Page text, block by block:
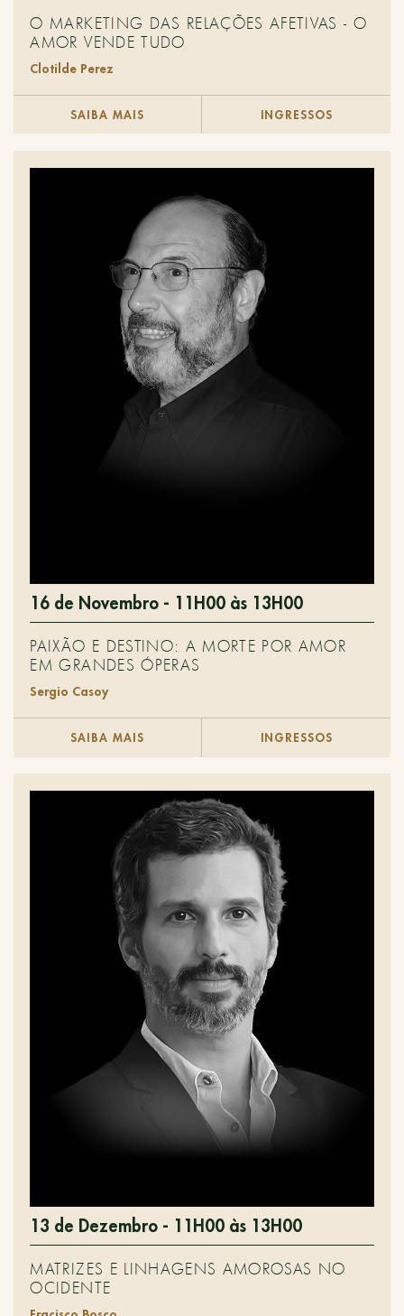
O MARKETING DAS RELAÇÕES AFETIVAS - O
AMOR VENDE TUDO
Clotilde Perez
SAIBA MAIS INGRESSOS
16 de Novembro - 11H00 às 13H00
PAIXÃO E DESTINO: A MORTE POR AMOR
EM GRANDES ÓPERAS
Sergio Casoy
SAIBA MAIS INGRESSOS
13 de Dezembro - 11H00 às 13H00
MATRIZES E LINHAGENS AMOROSAS NO
OCIDENTE